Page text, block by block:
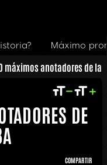
máximos anotadores de la
DE
COMPARTIR
de puntos: